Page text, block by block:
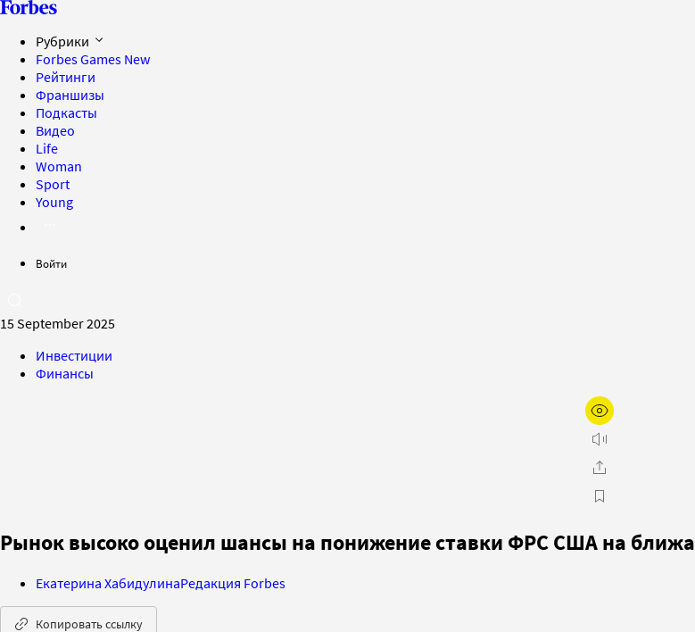
Рубрики
Forbes Games New
Рейтинги
Франшизы
Подкасты
Видео
Life
Woman
Sport
Young
Войти
15 September 2025
Инвестиции
Финансы
Рынок высоко оценил шансы на понижение ставки ФРС США на
Екатерина ХабидулинаРедакция Forbes
Копировать ссылку